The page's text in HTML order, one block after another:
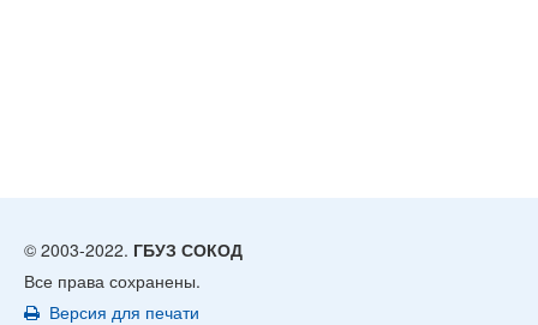
© 2003-2022. ГБУЗ СОКОД
Все права сохранены.
Версия для печати